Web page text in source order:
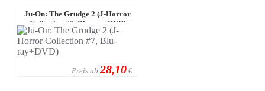
Ju-On: The Grudge 2 (J-Horror
Collection #7, Blu-ray+DVD)
Preis ab 28,10 €